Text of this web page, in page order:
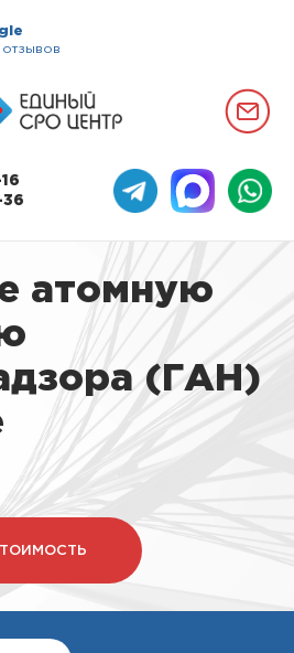
атомную
(ГАН)